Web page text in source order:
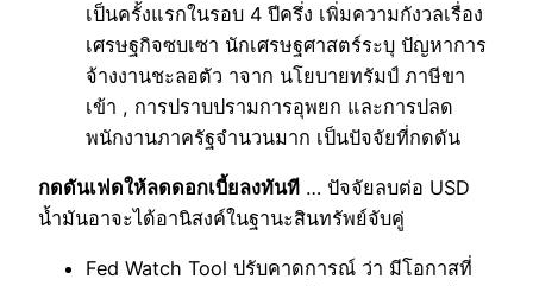
เป็นครั้งแรกในรอบ 4 ปีครึ่ง เพิ่มความกังวลเรื่อง
เศรษฐกิจซบเซา นักเศรษฐศาสตร์ระบุ ปัญหาการ
จ้างงานชะลอตัว าจาก นโยบายทรัมป์ ภาษีขา
เข้า , การปราบปรามการอุพยก และการปลด
พนักงานภาครัฐจำนวนมาก เป็นปัจจัยที่กดดัน
กดดันเฟดให้ลดดอกเบี้ยลงทันที … ปัจจัยลบต่อ USD
น้ำมันอาจะได้อานิสงค์ในฐานะสินทรัพย์จับคู่
Fed Watch Tool ปรับคาดการณ์ ว่า มีโอกาสที่